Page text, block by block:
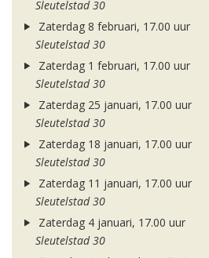
Sleutelstad 30
Zaterdag 8 februari, 17.00 uur
Sleutelstad 30
Zaterdag 1 februari, 17.00 uur
Sleutelstad 30
Zaterdag 25 januari, 17.00 uur
Sleutelstad 30
Zaterdag 18 januari, 17.00 uur
Sleutelstad 30
Zaterdag 11 januari, 17.00 uur
Sleutelstad 30
Zaterdag 4 januari, 17.00 uur
Sleutelstad 30